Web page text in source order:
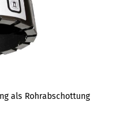
als Rohrabschottung